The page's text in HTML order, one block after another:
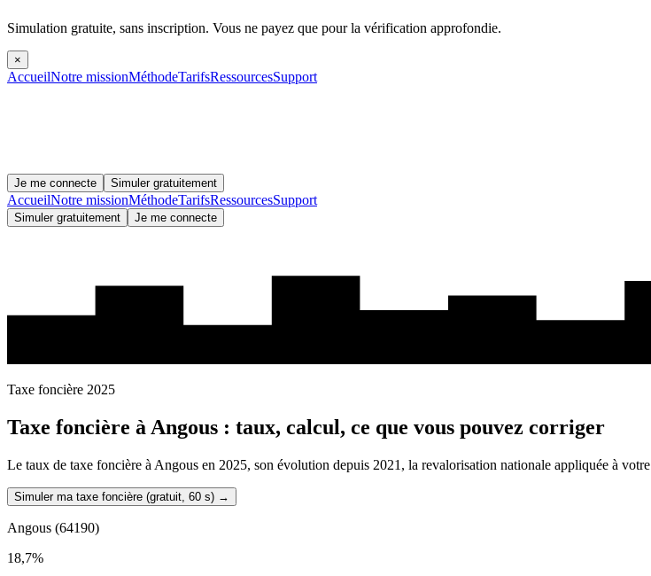
Simulation gratuite, sans inscription. Vous ne payez que pour la vérification approfondie.
×
AccueilNotre missionMéthodeTarifsRessourcesSupport
Je me connecte Simuler gratuitement
AccueilNotre missionMéthodeTarifsRessourcesSupport
Simuler gratuitement Je me connecte
Taxe foncière 2025
Taxe foncière à Angous : taux, calcul, ce que vous pouvez corriger
Le taux de taxe foncière à Angous en 2025, son évolution depuis 2021, la revalorisation nationale appliquée à
Simuler ma taxe foncière (gratuit, 60 s) →
Angous (64190)
18,7%